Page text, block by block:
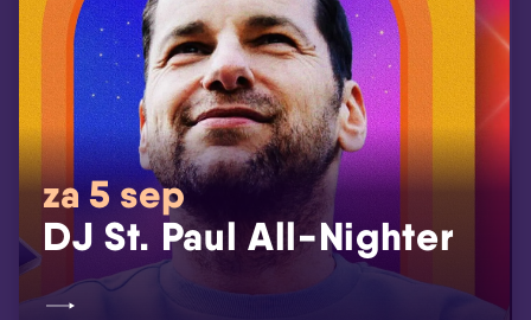
za 5 sep
DJ St. Paul All-Nighter